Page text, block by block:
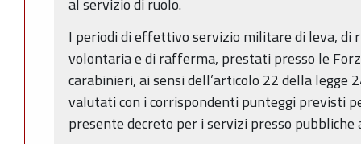
al servizio di ruolo.
I periodi di effettivo servizio militare di leva, di
volontaria e di rafferma, prestati presso le
carabinieri, ai sensi dell’articolo 22 della legge
valutati con i corrispondenti punteggi previsti
presente decreto per i servizi presso